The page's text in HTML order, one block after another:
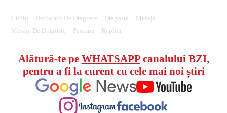
Cuplu Declaratii De Dragoste Dragoste
Mesaje
Mesaje De Dragoste
Pasiune Replici
Alătură-te pe WHATSAPPcanalului BZI,
pentru a fi la curent cu cele mai noi știri